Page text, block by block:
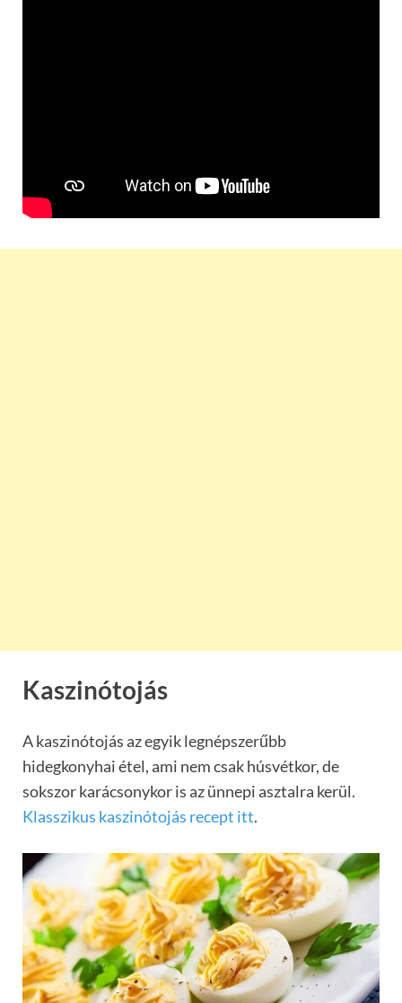
Kaszinótojás
A kaszinótojás az egyik legnépszerűbb
hidegkonyhai étel, ami nem csak húsvétkor, de
sokszor karácsonykor is az ünnepi asztalra kerül.
Klasszikus kaszinótojás recept itt.